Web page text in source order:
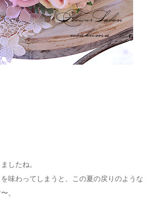
したね。
味わってしまうと、この夏の戻りのような
。